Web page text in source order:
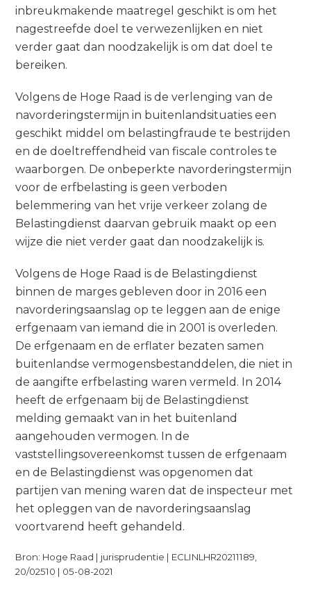
inbreukmakende maatregel geschikt is om het
nagestreefde doel te verwezenlijken en niet
verder gaat dan noodzakelijk is om dat doel te
bereiken.
Volgens de Hoge Raad is de verlenging van de
navorderingstermijn in buitenlandsituaties een
geschikt middel om belastingfraude te bestrijden
en de doeltreffendheid van fiscale controles te
waarborgen. De onbeperkte navorderingstermijn
voor de erfbelasting is geen verboden
belemmering van het vrije verkeer zolang de
Belastingdienst daarvan gebruik maakt op een
wijze die niet verder gaat dan noodzakelijk is.
Volgens de Hoge Raad is de Belastingdienst
binnen de marges gebleven door in 2016 een
navorderingsaanslag op te leggen aan de enige
erfgenaam van iemand die in 2001 is overleden.
De erfgenaam en de erflater bezaten samen
buitenlandse vermogensbestanddelen, die niet in
de aangifte erfbelasting waren vermeld. In 2014
heeft de erfgenaam bij de Belastingdienst
melding gemaakt van in het buitenland
aangehouden vermogen. In de
vaststellingsovereenkomst tussen de erfgenaam
en de Belastingdienst was opgenomen dat
partijen van mening waren dat de inspecteur met
het opleggen van de navorderingsaanslag
voortvarend heeft gehandeld.
Bron: Hoge Raad | jurisprudentie | ECLINLHR20211189,
20/02510 | 05-08-2021